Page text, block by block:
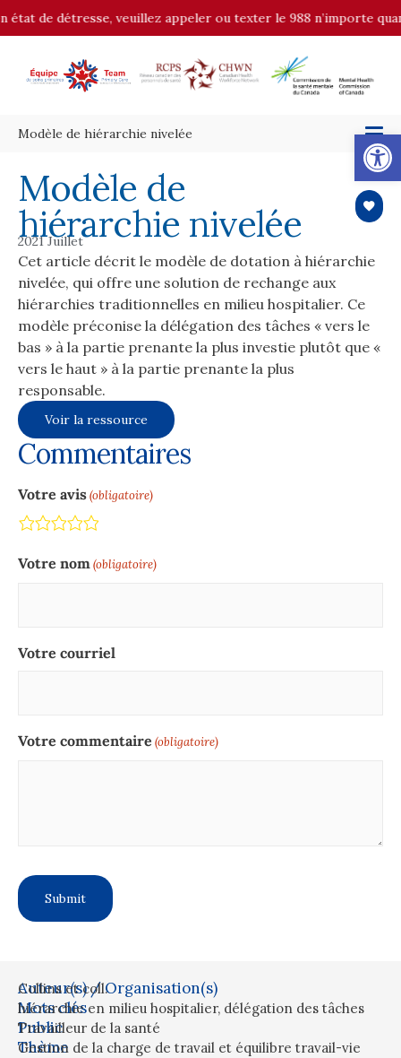
de détresse, veuillez appeler ou texter le 988 n’importe
Modèle de hiérarchie nivelée
Modèle de
hiérarchie nivelée
2021 Juillet
Cet article décrit le modèle de dotation à hiérarchie
nivelée, qui offre une solution de rechange aux
hiérarchies traditionnelles en milieu hospitalier. Ce
modèle préconise la délégation des tâches « vers le
bas » à la partie prenante la plus investie plutôt que «
vers le haut » à la partie prenante la plus
responsable.
Voir la ressource
Commentaires
Votre avis(obligatoire)
Pretty good
Neutral
Not so great
Terrible
Votre nom(obligatoire)
Votre courriel
Votre commentaire (obligatoire)
Auteur(s) / Organisation(s)
Collins et coll.
Mots clés
hiérarchie en milieu hospitalier, délégation des tâches
Public
Travailleur de la santé
Thème
Gestion de la charge de travail et équilibre travail-vie